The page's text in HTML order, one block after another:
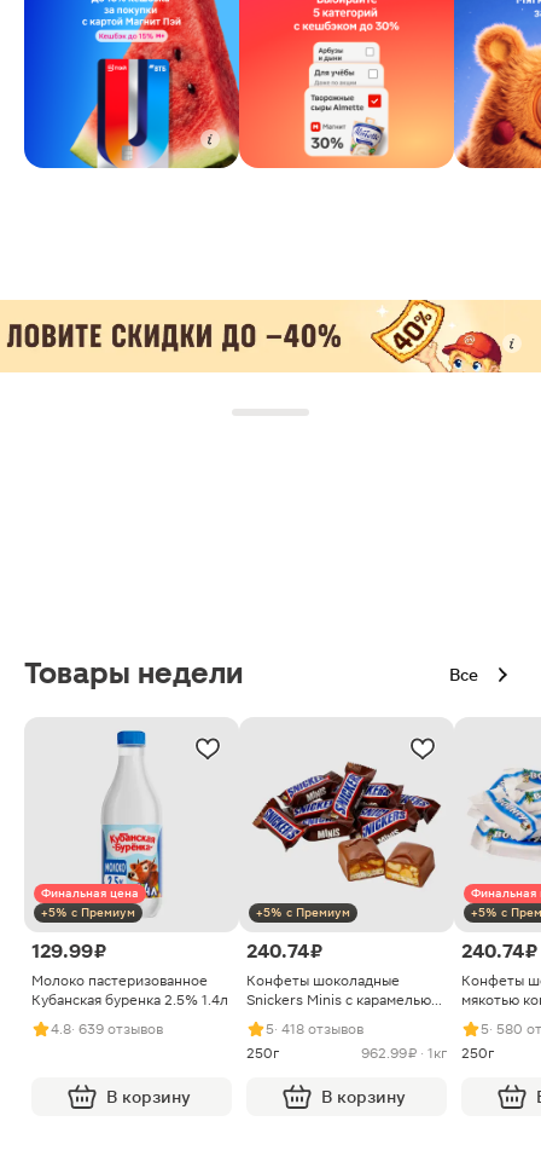
Товары недели Все
Финальная цена
+5% с Премиум
129.99 ₽
Молоко пастеризованное
Кубанская буренка 2.5% 1.4л
4.8· 639 отзывов
В корзину
+5% с Премиум
240.74 ₽
Конфеты шоколадные
Snickers Minis с карамелью
арахисом и нугой
5· 418 отзывов
250г
962.99 ₽ · 1кг
В корзину
Финальная
+5% с
240.74 ₽
Конфеты
мякотью
5· 580
250г